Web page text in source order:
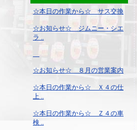
☆本日の作業から☆ サス交換
☆お知らせ☆ ジムニー・シエ
ラ ..
☆お知らせ☆ ８月の営業案内
☆本日の作業から☆ Ｘ４の仕
上 ..
☆本日の作業から☆ Ｚ４の車
検 ..